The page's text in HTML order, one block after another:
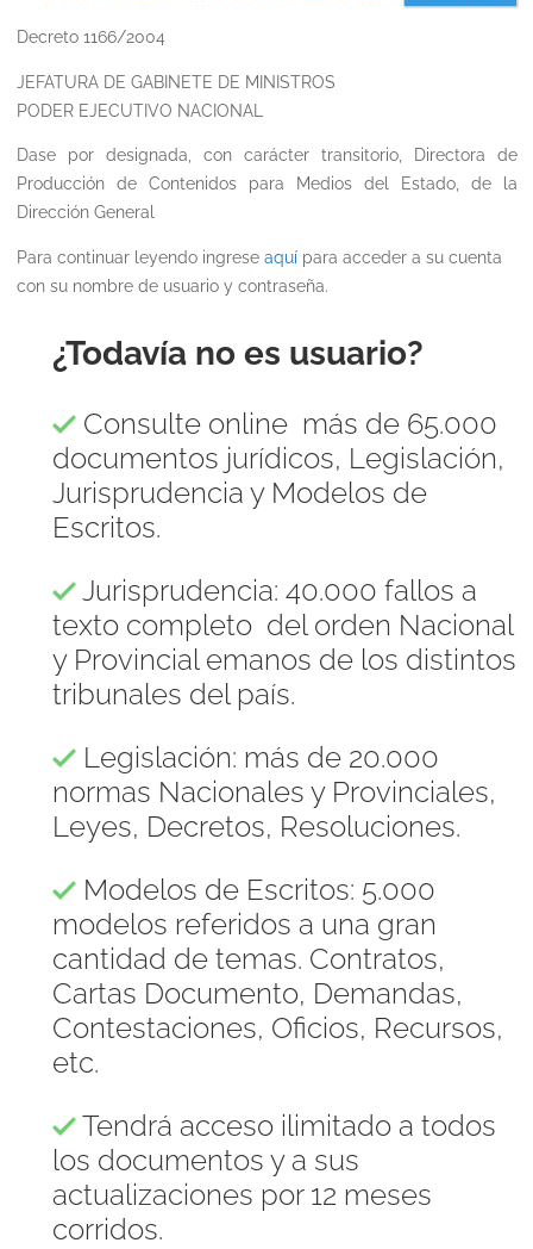
Decreto 1166/2004
JEFATURA DE GABINETE DE MINISTROS
PODER EJECUTIVO NACIONAL
Dase por designada, con carácter transitorio, Directora de
Producción de Contenidos para Medios del Estado, de la
Dirección General
Para continuar leyendo ingrese aquípara acceder a su cuenta
con su nombre de usuario y contraseña.
¿Todavía no es usuario?
Consulte online más de 65.000
documentos jurídicos, Legislación,
Jurisprudencia y Modelos de
Escritos.
Jurisprudencia: 40.000 fallos a
texto completo del orden Nacional
y Provincial emanos de los distintos
tribunales del país.
Legislación: más de 20.000
normas Nacionales y Provinciales,
Leyes, Decretos, Resoluciones.
Modelos de Escritos: 5.000
modelos referidos a una gran
cantidad de temas. Contratos,
Cartas Documento, Demandas,
Contestaciones, Oficios, Recursos,
etc.
Tendrá acceso ilimitado a todos
los documentos y a sus
actualizaciones por 12 meses
corridos.